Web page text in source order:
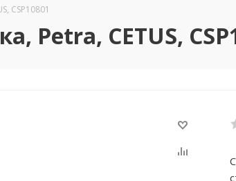
CSP10801
Petra, CETUS,